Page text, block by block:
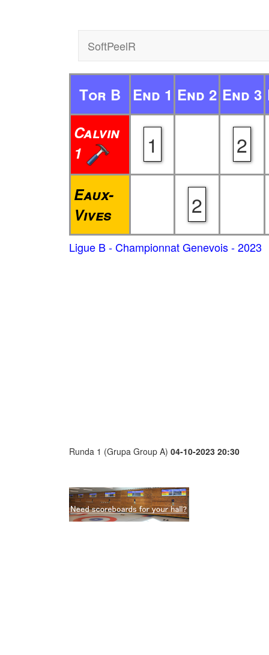
SoftPeelR
Tor B End 1 End 2 End 3
Calvin
1
1 2
Eaux-
Vives
2
Ligue B - Championnat Genevois - 2023
Runda 1 (Grupa Group A) 04-10-2023 20:30